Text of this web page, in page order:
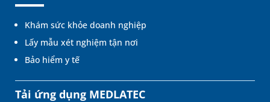
Khám sức khỏe doanh nghiệp
Lấy mẫu xét nghiệm tận nơi
Bảo hiểm y tế
Tải ứng dụng MEDLATEC